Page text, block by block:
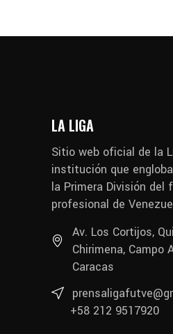
LA LIGA
Sitio web oficial de la
institución que
la Primera División del
profesional de
Av. Los Cortijos,
Chirimena, Campo
Caracas
+58 212 9517920